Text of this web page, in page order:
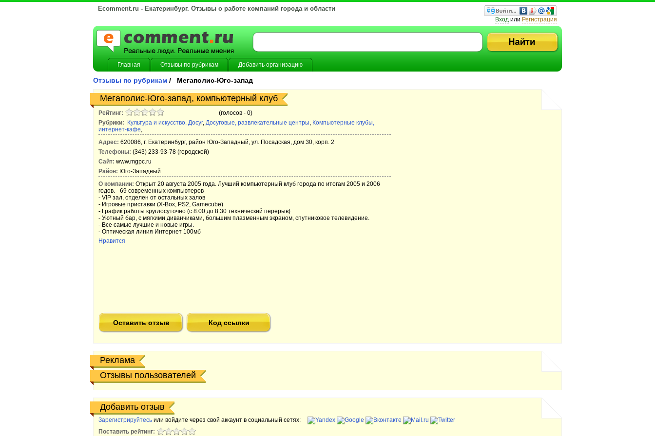
Ecomment.ru - Екатеринбург. Отзывы о работе компаний города и области
Вход или Регистрация
Главная Отзывы по рубрикам Добавить организацию
Отзывы по рубрикам / Мегаполис-Юго-запад
Мегаполис-Юго-запад, компьютерный клуб
Рейтинг: (голосов - 0)
Рубрики:
Культура и искусство. Досуг, Досуговые, развлекательные центры, Компьютерные клубы,
интернет-кафе,
Адрес: 620086, г. Екатеринбург, район Юго-Западный, ул. Посадская, дом 30, корп. 2
Телефоны: (343) 233-93-78 (городской)
Сайт: www.mgpc.ru
Район: Юго-Западный
О компании: Открыт 20 августа 2005 года. Лучший компьютерный клуб города по итогам 2005 и 2006
годов. - 69 современных компьютеров
- VIP зал, отделен от остальных залов
- Игровые приставки (X-Box, PS2, Gamecube)
- График работы круглосуточно (с 8:00 до 8:30 технический перерыв)
- Уютный бар, с мягкими диванчиками, большим плазменным экраном, спутниковое телевидение.
- Все самые лучшие и новые игры.
- Оптическая линия Интернет 100мб
Нравится
Оставить отзыв Код ссылки
Реклама
Отзывы пользователей
Добавить отзыв
Зарегистрируйтесь или войдите через свой аккаунт в социальный сетях:
Поставить рейтинг: